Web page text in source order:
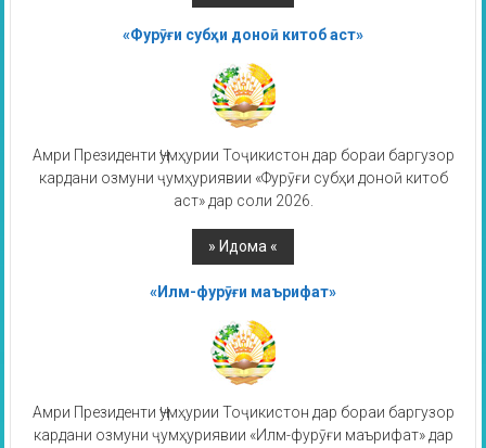
«Фурӯғи субҳи доноӣ китоб аст»
Амри Президенти Ҷумҳурии Тоҷикистон дар бораи баргузор
кардани озмуни ҷумҳуриявии «Фурӯғи субҳи доноӣ китоб
аст» дар соли 2026.
«Илм-фурӯғи маърифат»
Амри Президенти Ҷумҳурии Тоҷикистон дар бораи баргузор
кардани озмуни ҷумҳуриявии «Илм-фурӯғи маърифат» дар